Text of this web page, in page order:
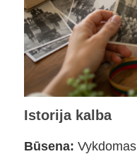
Istorija kalba
Būsena: Vykdomas